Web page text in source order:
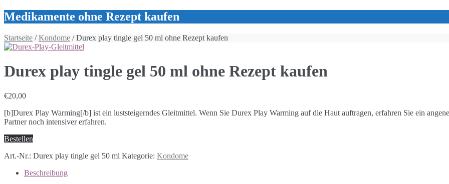
Medikamente ohne Rezept kaufen
Startseite /Kondome / Durex play tingle gel 50 ml ohne Rezept kaufen
Durex play tingle gel 50 ml ohne Rezept kaufen
€20,00
[b]Durex Play Warming[/b] ist ein luststeigerndes Gleitmittel. Wenn Sie Durex Play Warming auf die Haut auftragen, erfahren Sie ein
Partner noch intensiver erfahren.
Bestellen
Art.-Nr.: Durex play tingle gel 50 ml Kategorie: Kondome
Beschreibung